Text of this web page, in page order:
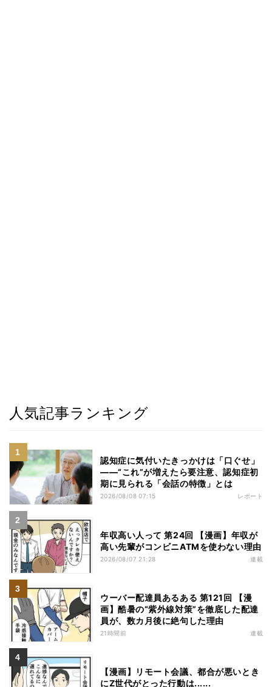
人気記事ランキング
認知症に気付いたきっかけは「口ぐせ」
――“これ”が増えたら要注意、認知症初
期に見られる「会話の特徴」とは
2026/08/08 07:15 レポート
年収高い人って 第24回 【漫画】年収が
高い先輩がコンビニATMを使わない理由
2026/08/07 21:28 連載
ウーバー配達員あるある 第121回 【漫
画】酷暑の“紫外線対策”を徹底した配達
員が、数カ月後に絶句した理由
21時間前 連載
【漫画】リモート会議、都合が悪いとき
にZ世代がとった行動は......